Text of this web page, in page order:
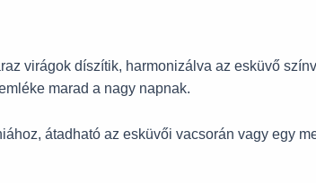
virágok díszítik, harmonizálva az esküvő
marad a nagy napnak.
átadható az esküvői vacsorán vagy egy